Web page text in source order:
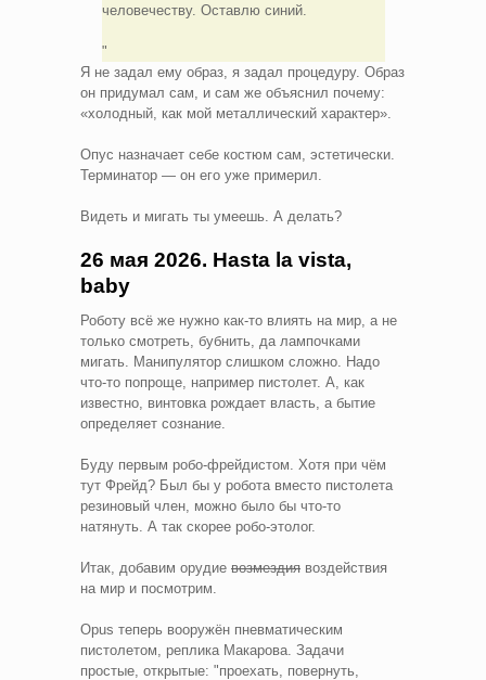
человечеству. Оставлю синий.
Я не задал ему образ, я задал процедуру. Образ
он придумал сам, и сам же объяснил почему:
«холодный, как мой металлический характер».
Опус назначает себе костюм сам, эстетически.
Терминатор — он его уже примерил.
Видеть и мигать ты умеешь. А делать?
26 мая 2026. Hasta la vista,
baby
Роботу всё же нужно как-то влиять на мир, а не
только смотреть, бубнить, да лампочками
мигать. Манипулятор слишком сложно. Надо
что-то попроще, например пистолет. А, как
известно, винтовка рождает власть, а бытие
определяет сознание.
Буду первым робо-фрейдистом. Хотя при чём
тут Фрейд? Был бы у робота вместо пистолета
резиновый член, можно было бы что-то
натянуть. А так скорее робо-этолог.
Итак, добавим орудие возмездия воздействия
на мир и посмотрим.
Opus теперь вооружён пневматическим
пистолетом, реплика Макарова. Задачи
простые, открытые: "проехать, повернуть,